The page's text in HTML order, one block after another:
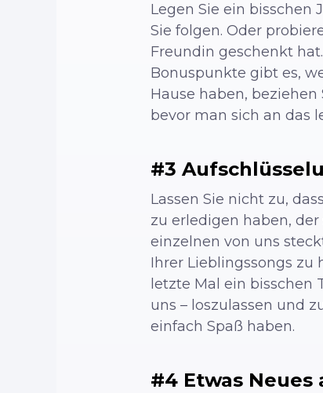
Legen Sie ein bisschen
Sie folgen. Oder
Freundin geschenkt
Bonuspunkte gibt es,
Hause haben,
bevor man sich an das
#3
Lassen Sie nicht zu,
zu erledigen haben,
einzelnen von uns
Ihrer Lieblingssongs zu
letzte Mal ein bisschen
uns – loszulassen und
einfach Spaß haben.
#4 Etwas Neues